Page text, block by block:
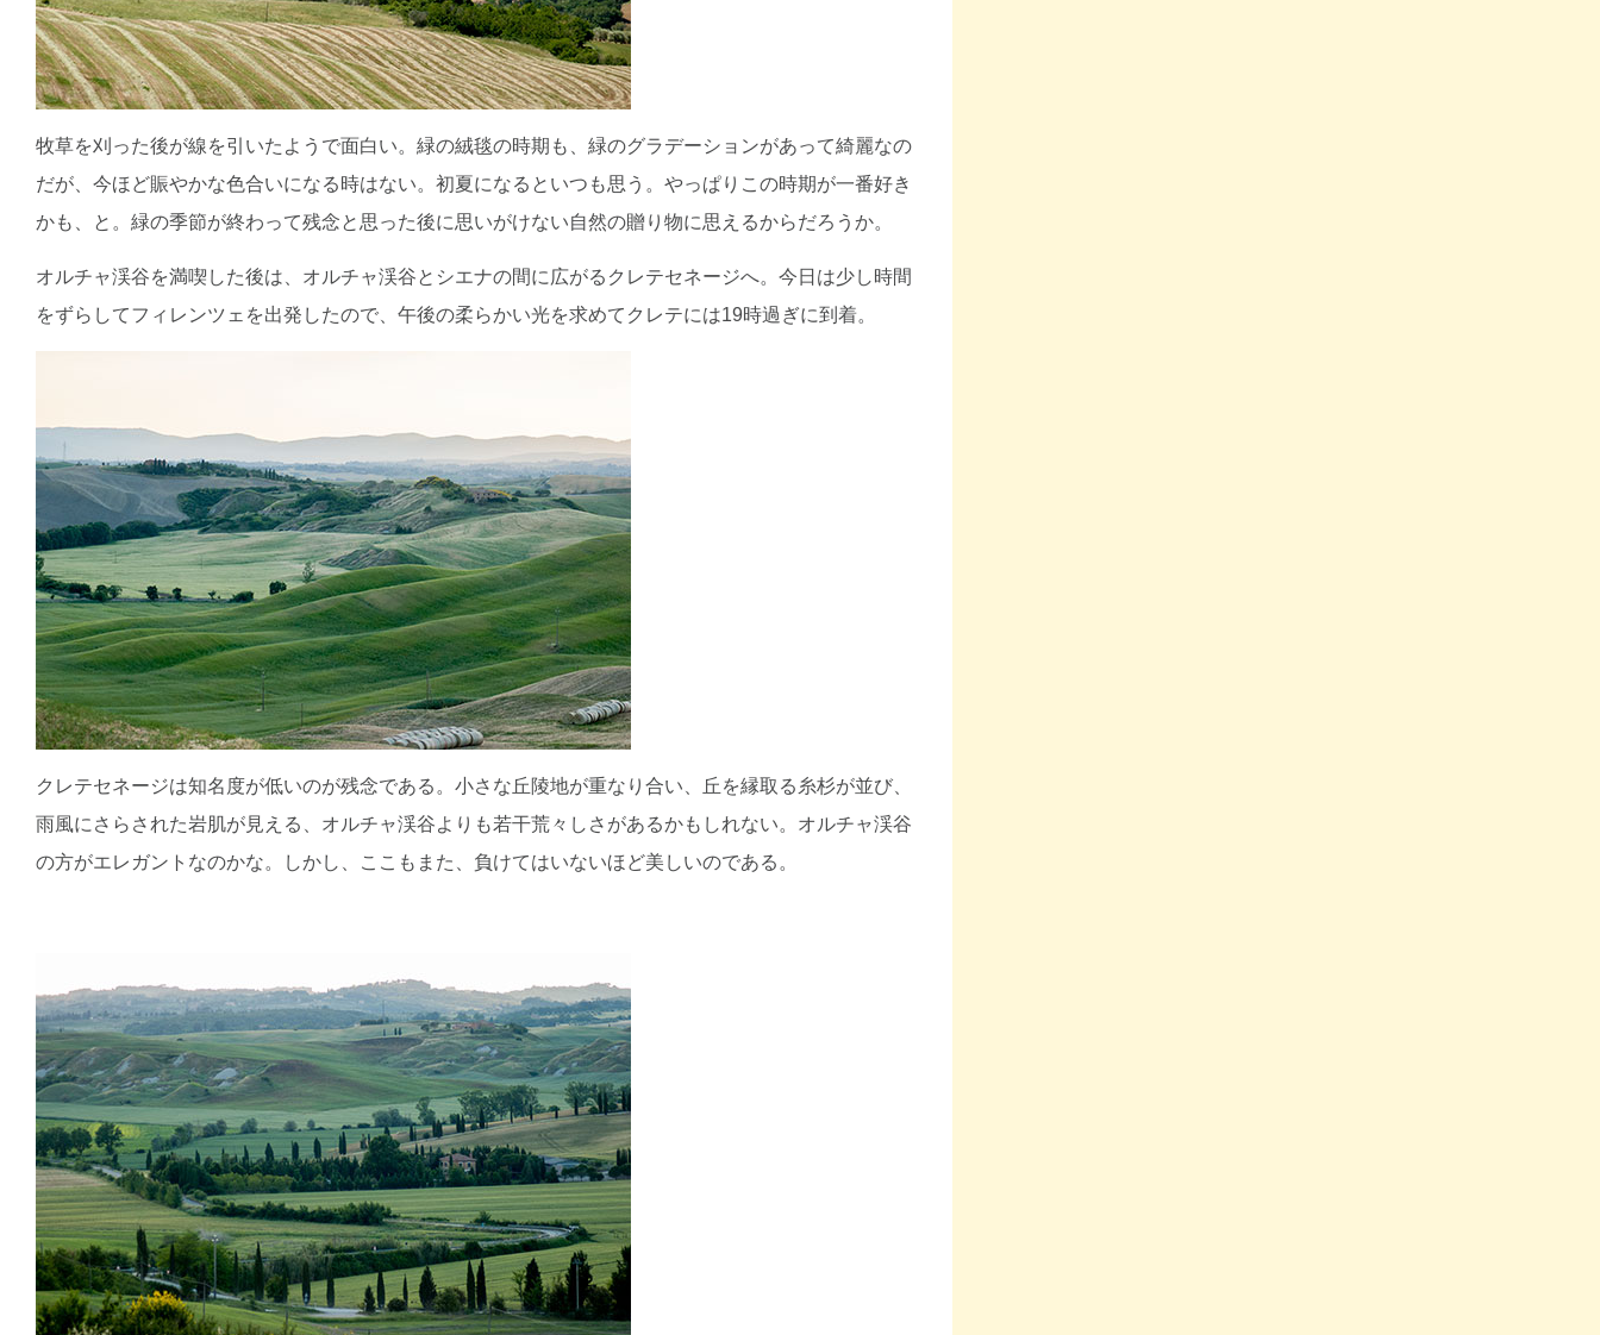
牧草を刈った後が線を引いたようで面白い。緑の絨毯の時期も、緑のグラデーションがあって綺麗なの
だが、今ほど賑やかな色合いになる時はない。初夏になるといつも思う。やっぱりこの時期が一番好き
かも、と。緑の季節が終わって残念と思った後に思いがけない自然の贈り物に思えるからだろうか。
オルチャ渓谷を満喫した後は、オルチャ渓谷とシエナの間に広がるクレテセネージへ。今日は少し時間
をずらしてフィレンツェを出発したので、午後の柔らかい光を求めてクレテには19時過ぎに到着。
クレテセネージは知名度が低いのが残念である。小さな丘陵地が重なり合い、丘を縁取る糸杉が並び、
雨風にさらされた岩肌が見える、オルチャ渓谷よりも若干荒々しさがあるかもしれない。オルチャ渓谷
の方がエレガントなのかな。しかし、ここもまた、負けてはいないほど美しいのである。